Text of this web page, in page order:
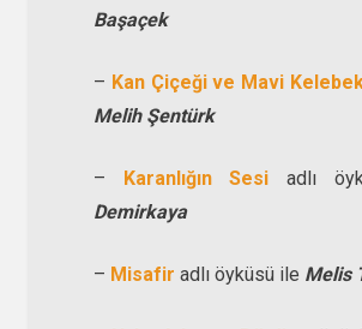
Başaçek
– Kan Çiçeği ve Mavi
Melih Şentürk
– Karanlığın Sesi adlı
Demirkaya
– Misafir adlı öyküsü ile Melis